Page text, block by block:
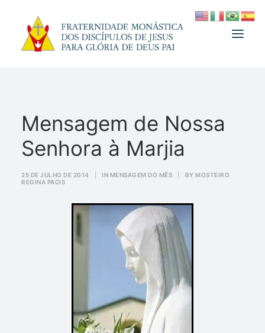
FUNDADOR
MEDJUGORJE
ATUALIDADES
INFORMATIVO
Mensagem de Nossa
Senhora à Marjia
25 DE JULHO DE 2014 IN MENSAGEM DO MÊS BY MOSTEIRO
REGINA PACIS